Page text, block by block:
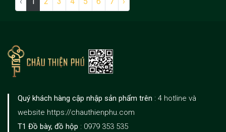
Quý khách hàng cập nhập sản phẩm trên : 4 hotline và
website https://chauthienphu.com
T1 Đồ bày, đồ hộp : 0979 353 535